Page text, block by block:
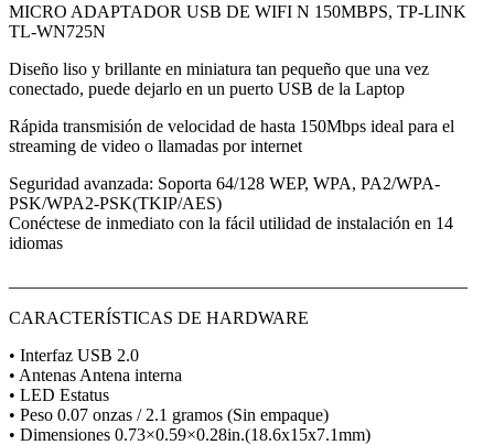
MICRO ADAPTADOR USB DE WIFI N 150MBPS, TP-LINK
TL-WN725N
Diseño liso y brillante en miniatura tan pequeño que una vez
conectado, puede dejarlo en un puerto USB de la Laptop
Rápida transmisión de velocidad de hasta 150Mbps ideal para el
streaming de video o llamadas por internet
Seguridad avanzada: Soporta 64/128 WEP, WPA, PA2/WPA-
PSK/WPA2-PSK(TKIP/AES)
Conéctese de inmediato con la fácil utilidad de instalación en 14
idiomas
CARACTERÍSTICAS DE HARDWARE
• Interfaz USB 2.0
• Antenas Antena interna
• LED Estatus
• Peso 0.07 onzas / 2.1 gramos (Sin empaque)
• Dimensiones 0.73×0.59×0.28in.(18.6x15x7.1mm)